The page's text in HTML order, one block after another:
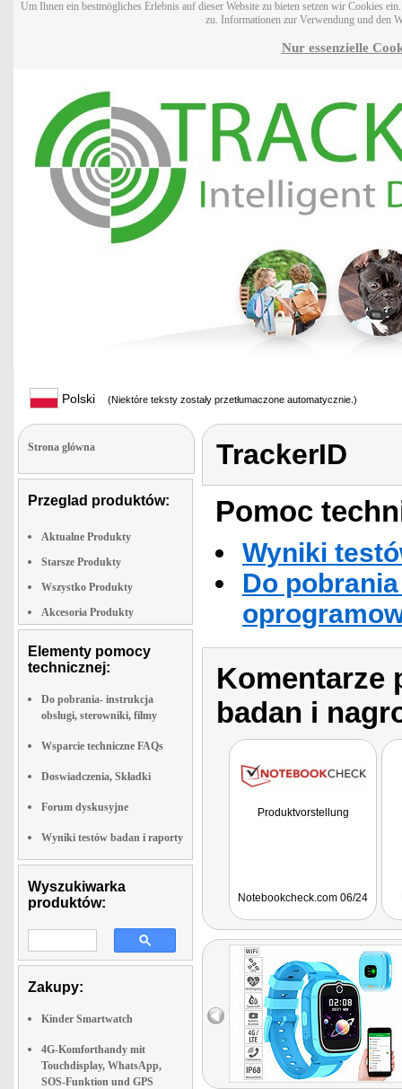
Um Ihnen ein bestmögliches Erlebnis auf dieser Website zu bieten setzen wir Cookies
zu. Informationen zur Verwendung und den
Nur essenzielle
Polski (Niektóre teksty zostały przetłumaczone automatycznie.)
Strona glówna
Przeglad produktów:
Aktualne Produkty
Starsze Produkty
Wszystko Produkty
Akcesoria Produkty
Elementy pomocy
technicznej:
Do pobrania- instrukcja
obslugi, sterowniki, filmy
Wsparcie techniczne FAQs
Doswiadczenia, Składki
Forum dyskusyjne
Wyniki testów badan i raporty
Wyszukiwarka
produktów:
Zakupy:
Kinder Smartwatch
4G-Komforthandy mit
Touchdisplay, WhatsApp,
SOS-Funktion und GPS
TrackerID
Pomoc
Wyniki
Do
Komentarze
badan i
Produktvorstellung
Notebookcheck.com 06/24